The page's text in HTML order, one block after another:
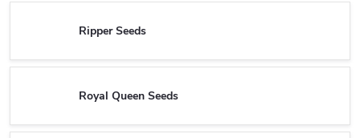
Ripper Seeds
Royal Queen Seeds